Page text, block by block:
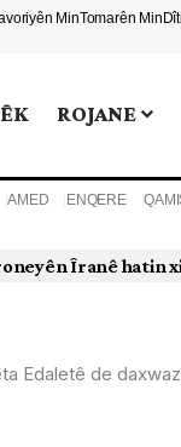
MinTomarên Min
ROJANE
AMED ENQERE
Îranê hatin
Edaletê de